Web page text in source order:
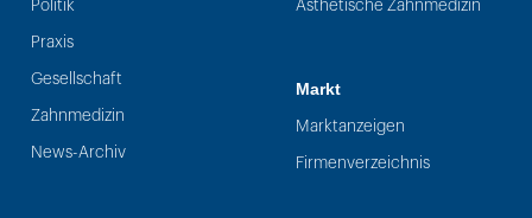
Politik
Praxis
Gesellschaft
Zahnmedizin
News-Archiv
Ästhetische Zahnmedizin
Markt
Marktanzeigen
Firmenverzeichnis